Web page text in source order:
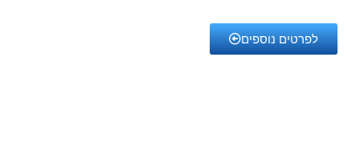
לפרטים נוספים